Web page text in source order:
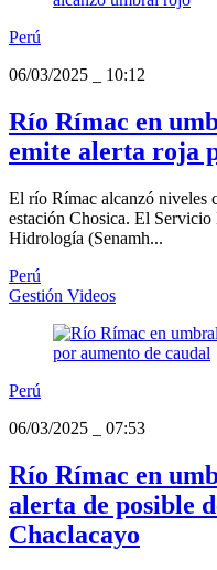
Perú
06/03/2025
10:12
Río Rímac en
emite alerta roja
El río Rímac alcanzó niveles
estación Chosica. El
Hidrología (Senamh...
Perú
Gestión Videos
Perú
06/03/2025
07:53
Río Rímac en
alerta de posible
Chaclacayo